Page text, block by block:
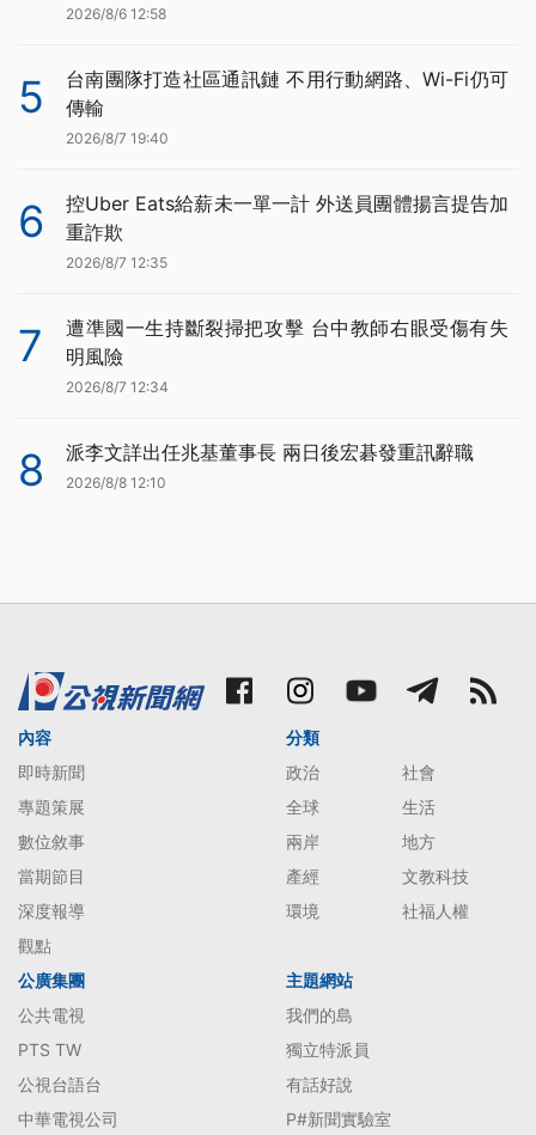
2026/8/6 12:58
5
台南團隊打造社區通訊鏈 不用行動網路、Wi-Fi仍可
傳輸
2026/8/7 19:40
6
控Uber Eats給薪未一單一計 外送員團體揚言提告加
重詐欺
2026/8/7 12:35
7
遭準國一生持斷裂掃把攻擊 台中教師右眼受傷有失
明風險
2026/8/7 12:34
8 派李文詳出任兆基董事長 兩日後宏碁發重訊辭職
2026/8/8 12:10
內容
即時新聞
專題策展
數位敘事
當期節目
深度報導
觀點
分類
政治
社會
全球
生活
兩岸
地方
產經
文教科技
環境
社福人權
公廣集團
公共電視
PTS TW
公視台語台
中華電視公司
主題網站
我們的島
獨立特派員
有話好說
P#新聞實驗室